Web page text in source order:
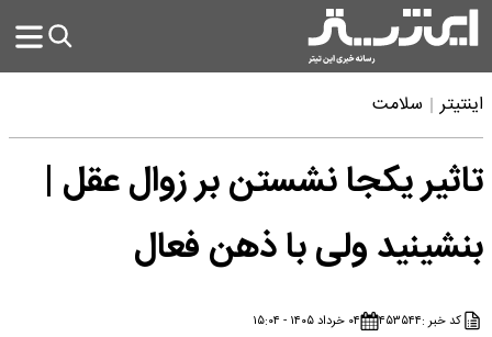
اینتیتر سلامت
تاثیر یکجا نشستن بر زوال عقل |
بنشینید ولی با ذهن فعال
کد خبر :۴۵۳۵۴۴ ۰۴ خرداد ۱۴۰۵ - ۱۵:۰۴